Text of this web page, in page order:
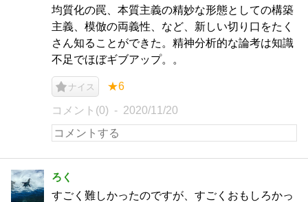
均質化の罠、本質主義の精妙な形態としての構築
主義、模倣の両義性、など、新しい切り口をたく
さん知ることができた。精神分析的な論考は知識
不足でほぼギブアップ。。
ナイス ★6
コメント(0) 2020/11/20
ろく
すごく難しかったのですが、すごくおもしろかっ